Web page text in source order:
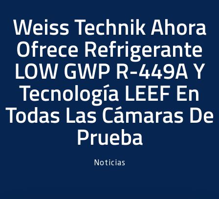
Weiss Technik Ahora
Ofrece Refrigerante
LOW GWP R-449A Y
Tecnología LEEF En
Todas Las Cámaras De
Prueba
Noticias